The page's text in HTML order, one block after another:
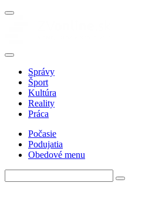
Správy
Šport
Kultúra
Reality
Práca
Počasie
Podujatia
Obedové menu